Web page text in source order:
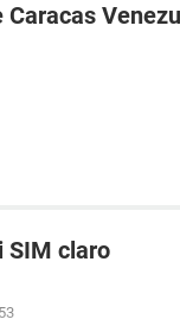
SIM claro